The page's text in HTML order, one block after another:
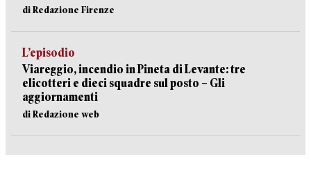
di Redazione Firenze
L’episodio
Viareggio, incendio in Pineta di Levante: tre
elicotteri e dieci squadre sul posto – Gli
aggiornamenti
di Redazione web